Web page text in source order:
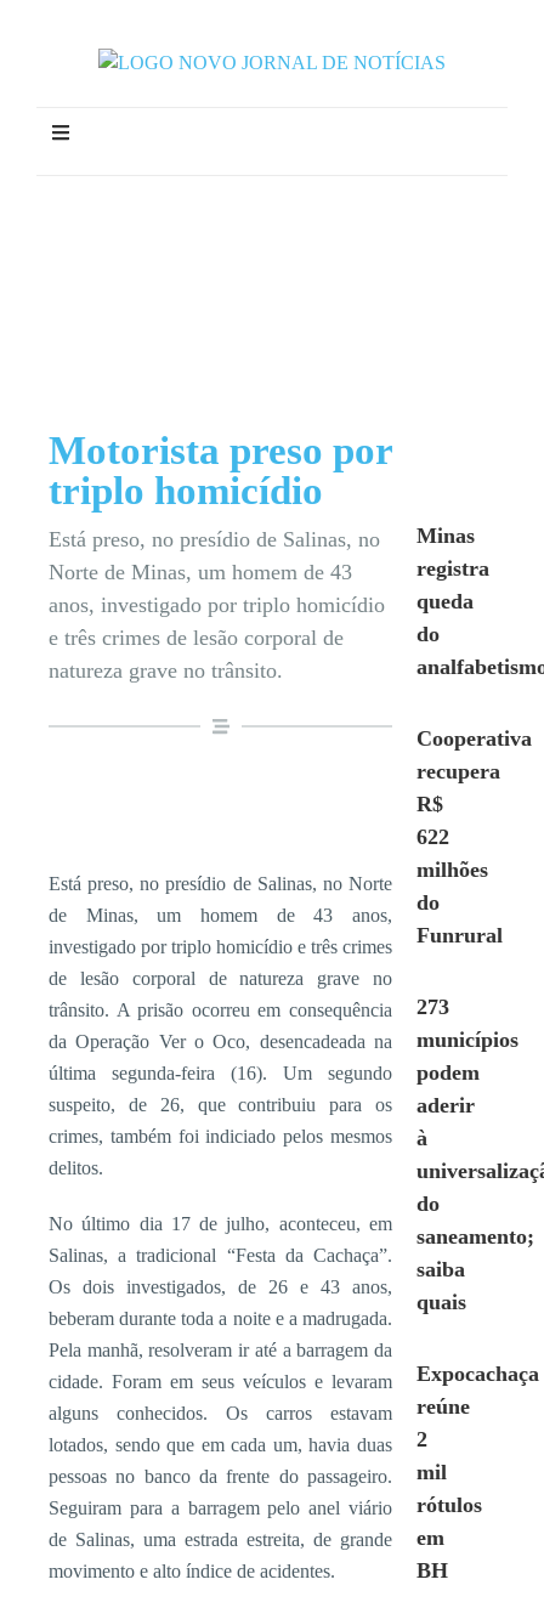
Motorista preso por
triplo homicídio
Está preso, no presídio de Salinas, no
Norte de Minas, um homem de 43
anos, investigado por triplo homicídio
e três crimes de lesão corporal de
natureza grave no trânsito.
Está preso, no presídio de Salinas, no Norte
de Minas, um homem de 43 anos,
investigado por triplo homicídio e três crimes
de lesão corporal de natureza grave no
trânsito. A prisão ocorreu em consequência
da Operação Ver o Oco, desencadeada na
última segunda-feira (16). Um segundo
suspeito, de 26, que contribuiu para os
crimes, também foi indiciado pelos mesmos
delitos.
No último dia 17 de julho, aconteceu, em
Salinas, a tradicional “Festa da Cachaça”.
Os dois investigados, de 26 e 43 anos,
beberam durante toda a noite e a madrugada.
Pela manhã, resolveram ir até a barragem da
cidade. Foram em seus veículos e levaram
alguns conhecidos. Os carros estavam
lotados, sendo que em cada um, havia duas
pessoas no banco da frente do passageiro.
Seguiram para a barragem pelo anel viário
de Salinas, uma estrada estreita, de grande
movimento e alto índice de acidentes.
Minas
registra
queda
do
Cooperativa
recupera
R$
622
milhões
do
Funrural
273
municípios
podem
aderir
à
do
saneamento;
saiba
quais
Expocachaça
reúne
2
mil
rótulos
em
BH